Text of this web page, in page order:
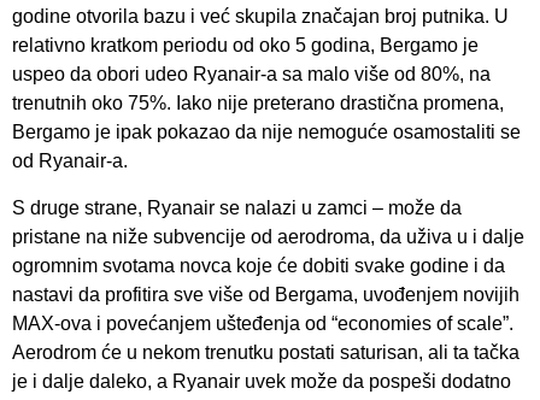
godine otvorila bazu i već skupila značajan broj putnika. U
relativno kratkom periodu od oko 5 godina, Bergamo je
uspeo da obori udeo Ryanair-a sa malo više od 80%, na
trenutnih oko 75%. Iako nije preterano drastična promena,
Bergamo je ipak pokazao da nije nemoguće osamostaliti se
od Ryanair-a.
S druge strane, Ryanair se nalazi u zamci – može da
pristane na niže subvencije od aerodroma, da uživa u i dalje
ogromnim svotama novca koje će dobiti svake godine i da
nastavi da profitira sve više od Bergama, uvođenjem novijih
MAX-ova i povećanjem ušteđenja od “economies of scale”.
Aerodrom će u nekom trenutku postati saturisan, ali ta tačka
je i dalje daleko, a Ryanair uvek može da pospeši dodatno